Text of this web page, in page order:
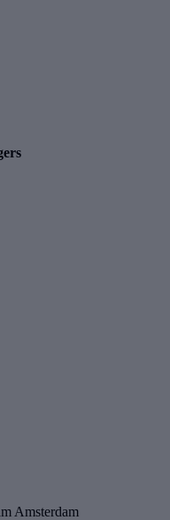
Amsterdam